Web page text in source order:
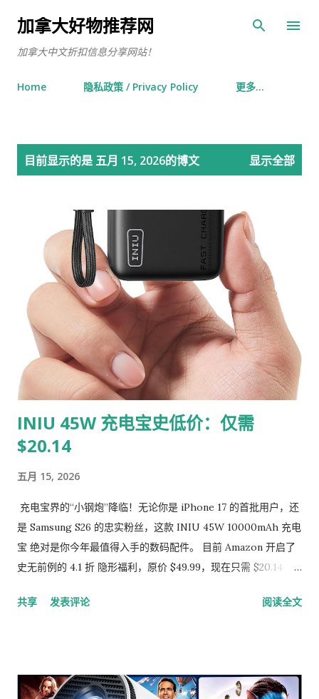
跳至主要内容
加拿大好物推荐网
加拿大中文折扣信息分享网站！
Home 隐私政策 / Privacy Policy 更多…
目前显示的是 五月 15, 2026的博文 显示全部
INIU 45W 充电宝史低价：仅需
$20.14
五月 15, 2026
充电宝界的“小钢炮”降临！无论你是 iPhone 17 的首批用户，还
是 Samsung S26 的忠实粉丝，这款 INIU 45W 10000mAh 充电
宝 绝对是你今年最值得入手的数码配件。 目前 Amazon 开启了
史无前例的 4.1 折 隐形福利，原价 $49.99，现在只需 $20.14 ！
市面上普通的 20W 慢充，它支持真正的 45W 输出，30分钟即可
USB-C 快充线，既是充电线也是挂绳，出门再也不用担心忘带
共享 发表评论 阅读全文